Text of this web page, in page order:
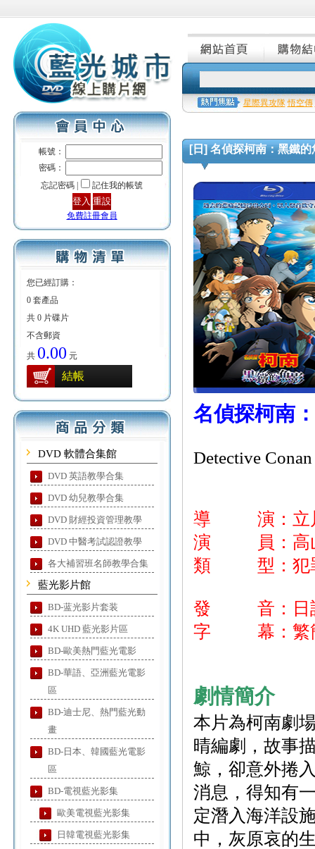
帳號：
密碼：
忘記密碼 |
記住我的帳號
免費註冊會員
您已經訂購：
0 套產品
共 0 片碟片
不含郵資
共 0.00 元
結帳
DVD 軟體合集館
DVD 英語教學合集
DVD 幼兒教學合集
DVD 財經投資管理教學
DVD 中醫考試認證教學
各大補習班名師教學合集
藍光影片館
BD-蓝光影片套装
4K UHD 藍光影片區
BD-歐美熱門藍光電影
BD-華語、亞洲藍光電影
區
BD-迪士尼、熱門藍光動
畫
BD-日本、韓國藍光電影
區
BD-電視藍光影集
歐美電視藍光影集
日韓電視藍光影集
星際異攻隊 悟空傳
[日] 名偵探柯南：黑鐵
名偵探柯南
Detective
導 演：立
演 員：高山
類 型：犯
發 音：日
字 幕：繁
劇情簡介
本片為柯南劇
晴編劇，故事
鯨，卻意外捲
消息，得知有
定潛入海洋設
中，灰原哀的